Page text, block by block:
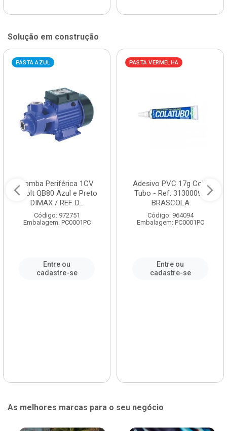
Solução em construção
PASTA AZUL
Bomba Periférica 1CV
Bivolt QB80 Azul e Preto
DIMAX / REF. D...
Código: 972751
Embalagem: PC0001PC
Entre ou
cadastre-se
PASTA VERMELHA
Adesivo PVC 17g Cola
Tubo - Ref. 3130009 -
BRASCOLA
Código: 964094
Embalagem: PC0001PC
Entre ou
cadastre-se
As melhores marcas para o seu negócio